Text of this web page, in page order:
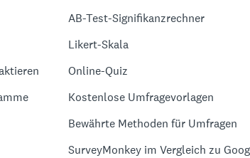
AB-Test-Signifikanzrechner
Likert-Skala
Online-Quiz
Kostenlose Umfragevorlagen
Bewährte Methoden für Umfragen
SurveyMonkey im Vergleich zu